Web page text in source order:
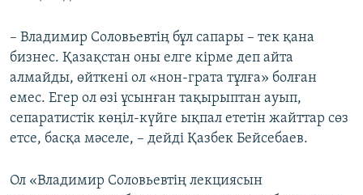
– Владимир Соловьевтің бұл сапары – тек қана
бизнес. Қазақстан оны елге кірме деп айта
алмайды, өйткені ол «нон-грата тұлға» болған
емес. Егер ол өзі ұсынған тақырыптан ауып,
сепаратистік көңіл-күйге ықпал ететін жайттар сөз
етсе, басқа мәселе, – дейді Қазбек Бейсебаев.
Ол «Владимир Соловьевтің лекциясын